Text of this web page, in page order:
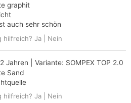
graphit
auch sehr schön
hilfreich? Ja Nein
Jahren | Variante: SOMPEX TOP 2.0
Sand
hilfreich? Ja Nein